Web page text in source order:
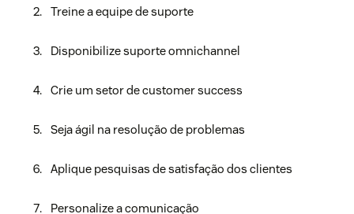
Treine a equipe de suporte
Disponibilize suporte omnichannel
Crie um setor de customer success
Seja ágil na resolução de problemas
Aplique pesquisas de satisfação dos clientes
Personalize a comunicação